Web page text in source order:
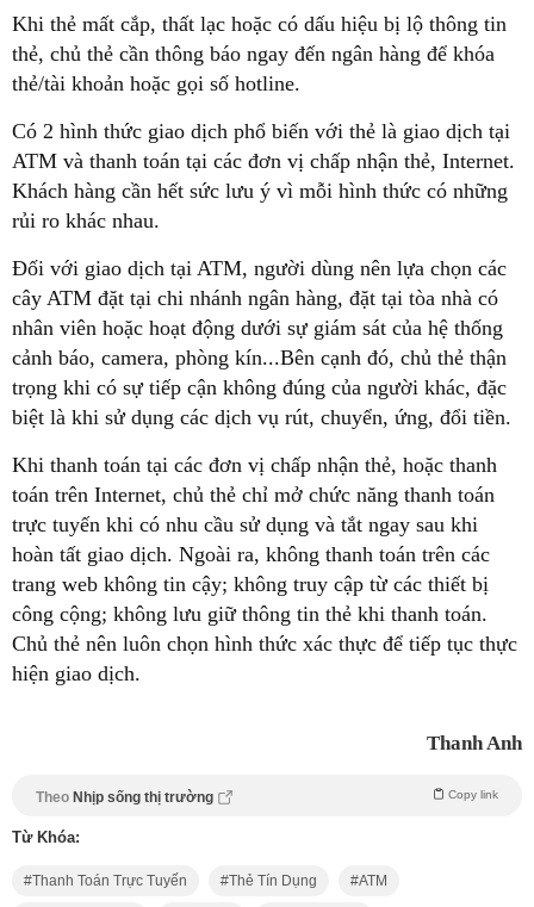
Khi thẻ mất cắp, thất lạc hoặc có dấu hiệu bị lộ thông tin
thẻ, chủ thẻ cần thông báo ngay đến ngân hàng để khóa
thẻ/tài khoản hoặc gọi số hotline.
Có 2 hình thức giao dịch phổ biến với thẻ là giao dịch tại
ATM và thanh toán tại các đơn vị chấp nhận thẻ, Internet.
Khách hàng cần hết sức lưu ý vì mỗi hình thức có những
rủi ro khác nhau.
Đối với giao dịch tại ATM, người dùng nên lựa chọn các
cây ATM đặt tại chi nhánh ngân hàng, đặt tại tòa nhà có
nhân viên hoặc hoạt động dưới sự giám sát của hệ thống
cảnh báo, camera, phòng kín...Bên cạnh đó, chủ thẻ thận
trọng khi có sự tiếp cận không đúng của người khác, đặc
biệt là khi sử dụng các dịch vụ rút, chuyển, ứng, đổi tiền.
Khi thanh toán tại các đơn vị chấp nhận thẻ, hoặc thanh
toán trên Internet, chủ thẻ chỉ mở chức năng thanh toán
trực tuyến khi có nhu cầu sử dụng và tắt ngay sau khi
hoàn tất giao dịch. Ngoài ra, không thanh toán trên các
trang web không tin cậy; không truy cập từ các thiết bị
công cộng; không lưu giữ thông tin thẻ khi thanh toán.
Chủ thẻ nên luôn chọn hình thức xác thực để tiếp tục thực
hiện giao dịch.
Thanh Anh
Theo Nhịp sống thị trường Copy link
Từ Khóa:
Thanh Toán Trực Tuyến Thẻ Tín Dụng ATM